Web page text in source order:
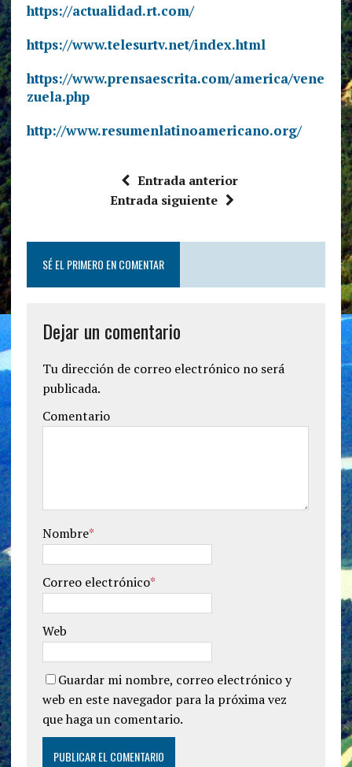
https://actualidad.rt.com/
https://www.telesurtv.net/index.html
https://www.prensaescrita.com/america/vene
zuela.php
http://www.resumenlatinoamericano.org/
Entrada anterior
Entrada siguiente
SÉ EL PRIMERO EN COMENTAR
Dejar un comentario
Tu dirección de correo electrónico no será
publicada.
Comentario
Nombre*
Correo electrónico*
Web
Guardar mi nombre, correo electrónico y
web en este navegador para la próxima vez
que haga un comentario.